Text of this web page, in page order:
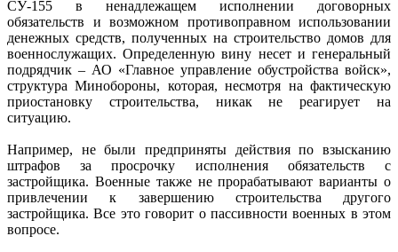
СУ-155 в ненадлежащем исполнении договорных
обязательств и возможном противоправном использовании
денежных средств, полученных на строительство домов для
военнослужащих. Определенную вину несет и генеральный
подрядчик – АО «Главное управление обустройства войск»,
структура Минобороны, которая, несмотря на фактическую
приостановку строительства, никак не реагирует на
ситуацию.
Например, не были предприняты действия по взысканию
штрафов за просрочку исполнения обязательств с
застройщика. Военные также не прорабатывают варианты о
привлечении к завершению строительства другого
застройщика. Все это говорит о пассивности военных в этом
вопросе.